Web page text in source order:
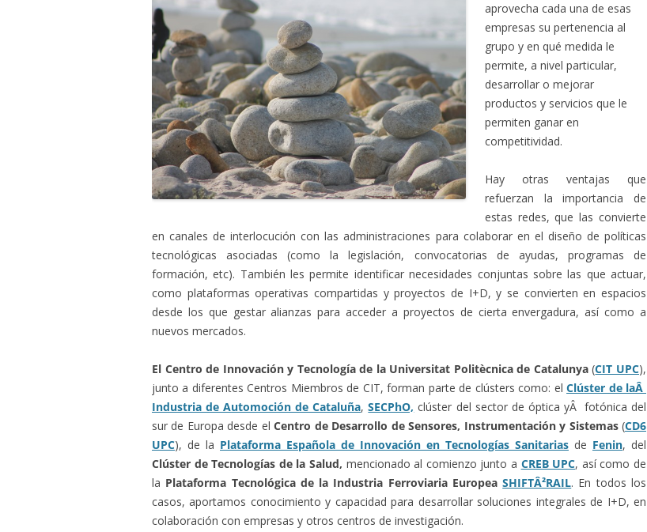
aprovecha cada una de esas
empresas su pertenencia al
grupo y en qué medida le
permite, a nivel particular,
desarrollar o mejorar
productos y servicios que le
permiten ganar en
competitividad.
Hay otras ventajas que
refuerzan la importancia de
estas redes, que las convierte
en canales de interlocución con las administraciones para colaborar en el diseño de políticas
tecnológicas asociadas (como la legislación, convocatorias de ayudas, programas de
formación, etc). También les permite identificar necesidades conjuntas sobre las que actuar,
como plataformas operativas compartidas y proyectos de I+D, y se convierten en espacios
desde los que gestar alianzas para acceder a proyectos de cierta envergadura, así como a
nuevos mercados.
El Centro de Innovación y Tecnología de la Universitat Politècnica de Catalunya(CIT UPC),
junto a diferentes Centros Miembros de CIT, forman parte de clústers como: elClúster de laÂ
Industria de Automoción de Cataluña,SECPhO, clúster del sector de óptica yÂ fotónica del
sur de Europa desde elCentro de Desarrollo de Sensores, Instrumentación y Sistemas(CD6
UPC), de la Plataforma Española de Innovación en Tecnologías Sanitarias de Fenin, del
Clúster de Tecnologías de la Salud, mencionado al comienzo junto a CREB UPC, así como de
la Plataforma Tecnológica de la Industria Ferroviaria Europea SHIFTÂ²RAIL. En todos los
casos, aportamos conocimiento y capacidad para desarrollar soluciones integrales de I+D, en
colaboración con empresas y otros centros de investigación.